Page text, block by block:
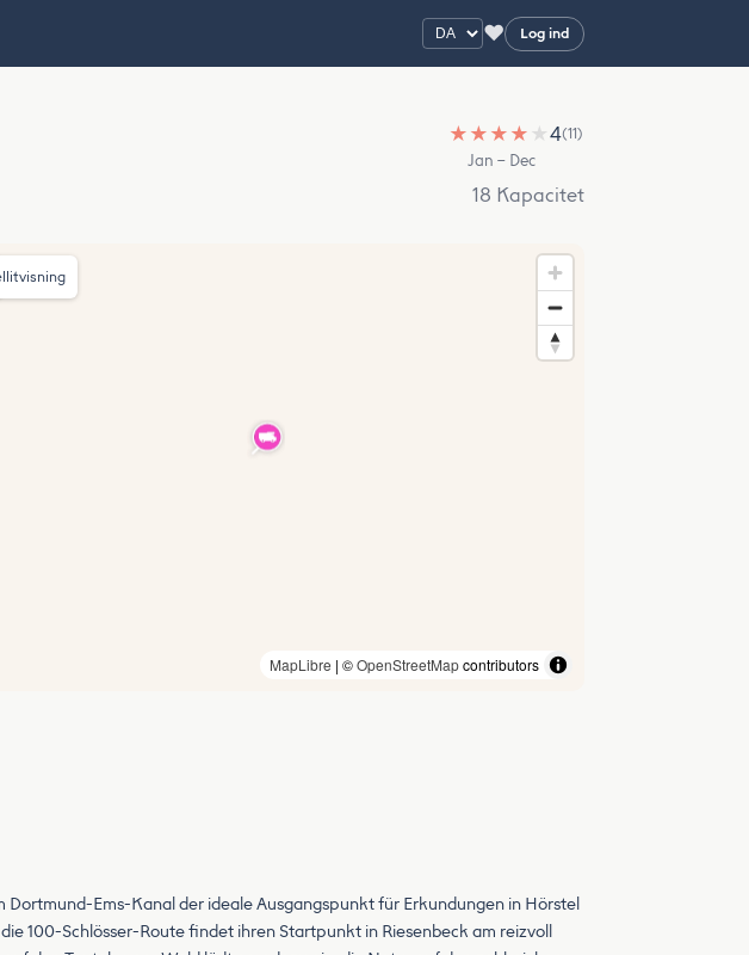
♥ Log ind
★ ★ ★ ★ ★4(11)
Jan – Dec
18 Kapacitet
MapLibre | ©OpenStreetMapcontributors
Ems-Kanal der ideale Ausgangspunkt für Erkundungen in Hörstel
100-Schlösser-Route findet ihren Startpunkt in Riesenbeck am reizvoll